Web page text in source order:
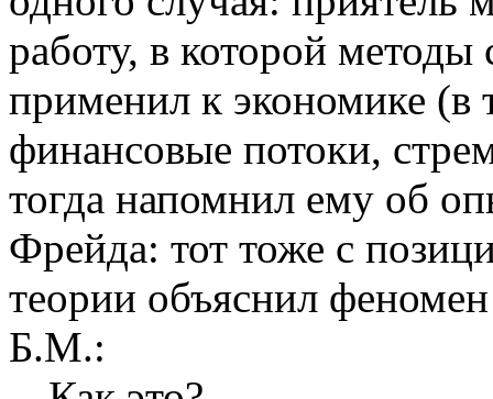
работу, в которой методы
применил к экономике (в
финансовые потоки,
тогда напомнил ему об
Фрейда: тот тоже с
теории объяснил
Б.М.: